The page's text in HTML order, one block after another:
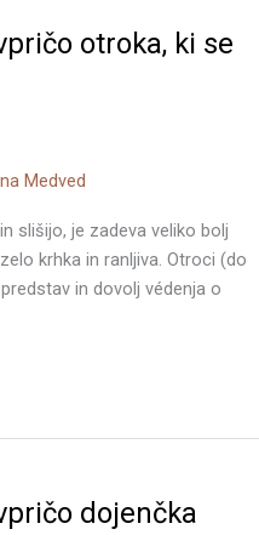
otroka, ki se
Medved
slišijo, je zadeva veliko bolj
krhka in ranljiva. Otroci (do
in dovolj védenja o
dojenčka